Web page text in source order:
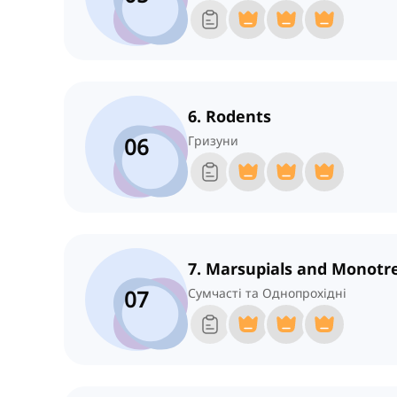
06
6. Rodents
Гризуни
07
7. Marsupials and
Сумчасті та Однопрохідні